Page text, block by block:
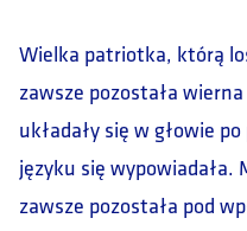
Wielka patriotka, którą
zawsze pozostała
układały się w głowie
języku się wypowiadała.
zawsze pozostała pod